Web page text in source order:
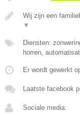
Wij zijn een
▼
Diensten:
horren,
Er wordt gewerkt
Laatste facebook
Sociale media: